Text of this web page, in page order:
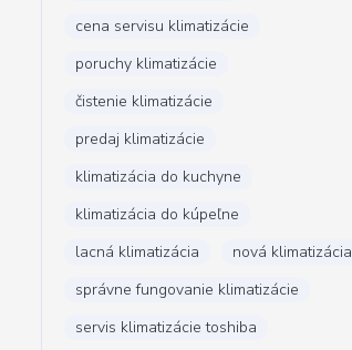
cena servisu klimatizácie
poruchy klimatizácie
čistenie klimatizácie
predaj klimatizácie
klimatizácia do kuchyne
klimatizácia do kúpeľne
lacná klimatizácia
nová klimatizácia
správne fungovanie klimatizácie
servis klimatizácie toshiba